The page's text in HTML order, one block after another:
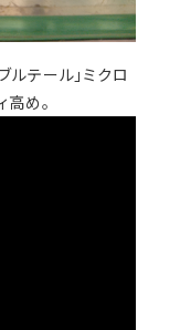
テール」ミクロ
高め。